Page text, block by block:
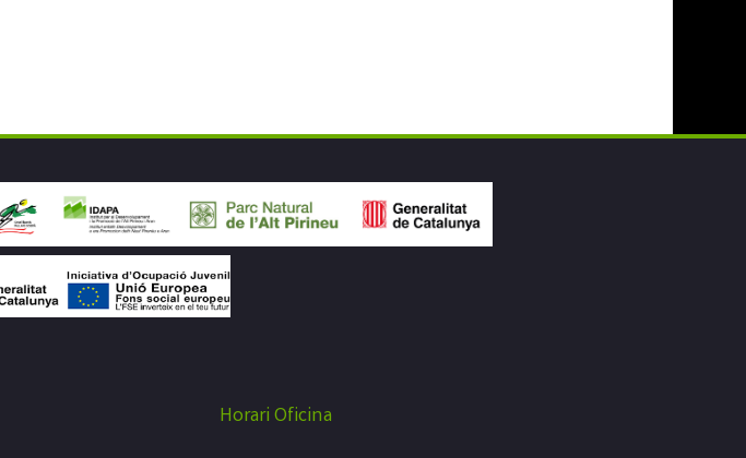
Horari Oficina